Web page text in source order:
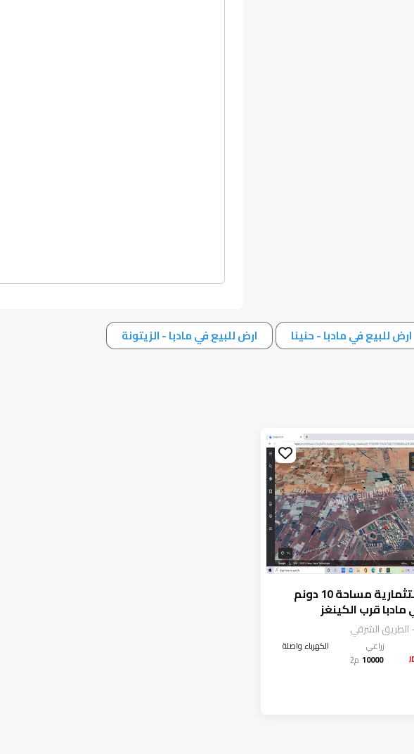
ارض للبيع في مادبا - حنينا ارض للبيع في مادبا - الزيتونة
أرض استثمارية مساحة 10 دونم
مادبا قرب الكينغز
الطريق الشرقي
زراعي
الكهرباء واصلة
10000 م2